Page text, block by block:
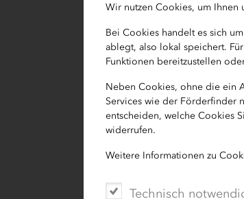
Wir nutzen Cookies, um
Bei Cookies handelt es sich
ablegt, also lokal speichert.
Funktionen bereitzustellen
Neben Cookies, ohne die ein
Services wie der Förderfinder
entscheiden, welche Cookies
widerrufen.
Weitere Informationen zu
Technisch
vorantreiben wollen.
Aufbauend auf
präzise Formulierung
von Verantwortlichkeiten.
auf formale
Abgabe und Prüfung der